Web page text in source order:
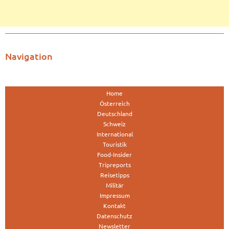
Navigation
Home
Österreich
Deutschland
Schweiz
International
Touristik
Food-Insider
Tripreports
Reisetipps
Militär
Impressum
Kontakt
Datenschutz
Newsletter